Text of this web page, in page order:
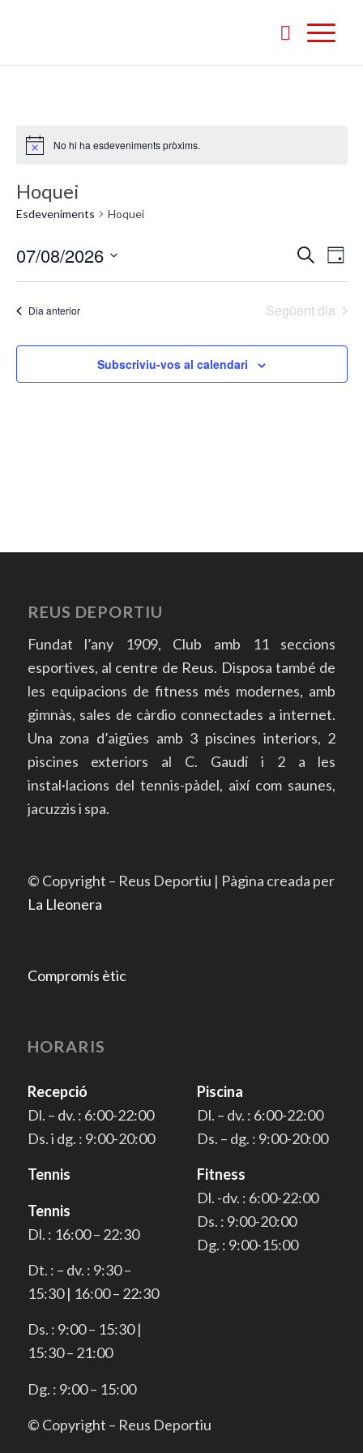
No hi ha esdeveniments pròxims.
Hoquei
Esdeveniments Hoquei
visual
i
Cerca
de
Dia
07/08/2026
Selecciona
unaDia anterior Següent dia
Subscriviu-vos al calendari
REUS DEPORTIU
Fundat l’any 1909, Club amb 11 seccions
esportives, al centre de Reus. Disposa també de
les equipacions de fitness més modernes, amb
gimnàs, sales de càrdio connectades a internet.
Una zona d’aigües amb 3 piscines interiors, 2
piscines exteriors al C. Gaudí i 2 a les
instal·lacions del tennis-pàdel, així com saunes,
jacuzzis i spa.
© Copyright – Reus Deportiu | Pàgina creada per
La Lleonera
Compromís ètic
HORARIS
Recepció
Dl. – dv. : 6:00-22:00
Ds. i dg. : 9:00-20:00
Tennis
Tennis
Dl. : 16:00 – 22:30
Dt. : – dv. : 9:30 –
15:30 | 16:00 – 22:30
Ds. : 9:00 – 15:30 |
15:30 – 21:00
Dg. : 9:00 – 15:00
Piscina
Dl. – dv. : 6:00-22:00
Ds. – dg. : 9:00-20:00
Fitness
Dl. -dv. : 6:00-22:00
Ds. : 9:00-20:00
Dg. : 9:00-15:00
© Copyright – Reus Deportiu